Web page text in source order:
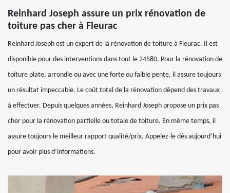
Reinhard Joseph assure un prix rénovation de
toiture pas cher à Fleurac
Reinhard Joseph est un expert de la rénovation de toiture à Fleurac. Il est
disponible pour des interventions dans tout le 24580. Pour la rénovation de
toiture plate, arrondie ou avec une forte ou faible pente, il assure toujours
un résultat impeccable. Le coût total de la rénovation dépend des travaux
à effectuer. Depuis quelques années, Reinhard Joseph propose un prix pas
cher pour la rénovation partielle ou totale de toiture. En même temps, il
assure toujours le meilleur rapport qualité/prix. Appelez-le dès aujourd’hui
pour avoir plus d’informations.